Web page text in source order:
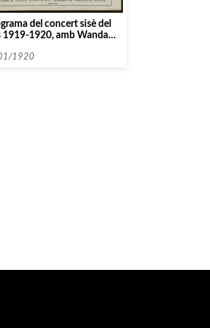
del concert sisè del
1919-1920, amb Wanda
1920